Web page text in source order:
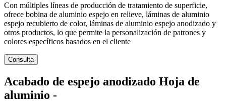
Con múltiples líneas de producción de tratamiento de superficie,
ofrece bobina de aluminio espejo en relieve, láminas de aluminio
espejo recubierto de color, láminas de aluminio espejo anodizado y
otros productos, lo que permite la personalización de patrones y
colores específicos basados ​​en el cliente
Consulta
Acabado de espejo anodizado Hoja de
aluminio -